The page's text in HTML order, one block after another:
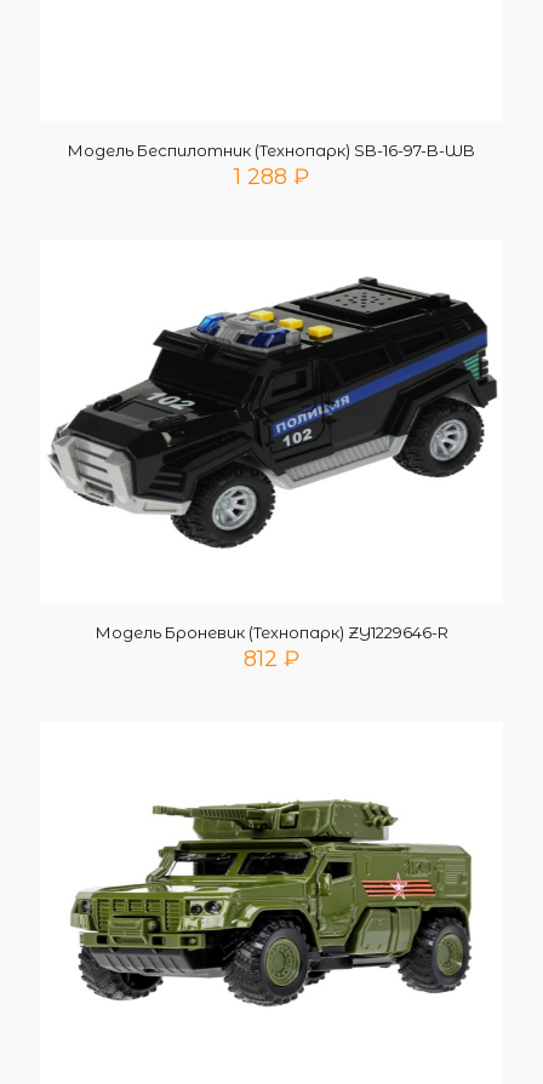
Модель Беспилотник (Технопарк) SB-16-97-B-WB
1 288 ₽
Модель Броневик (Технопарк) ZY1229646-R
812 ₽